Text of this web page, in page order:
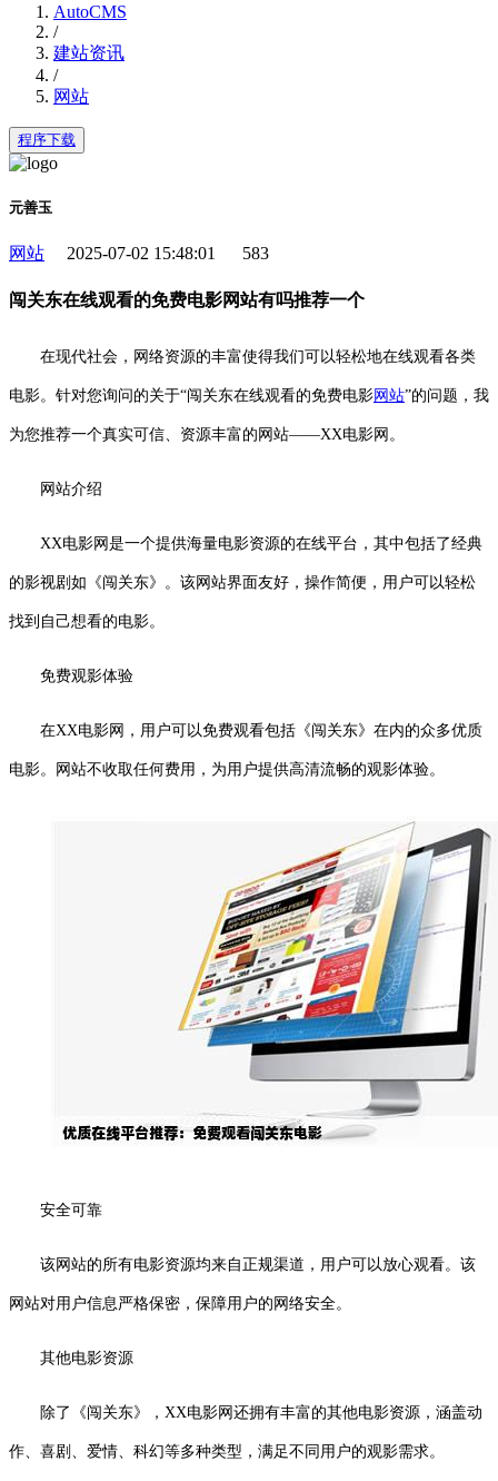
AutoCMS
/
建站资讯
/
网站
程序下载
元善玉
网站 2025-07-02 15:48:01 583
闯关东在线观看的免费电影网站有吗推荐一个
在现代社会，网络资源的丰富使得我们可以轻松地在线观看各类
电影。针对您询问的关于“闯关东在线观看的免费电影网站”的问题，我
为您推荐一个真实可信、资源丰富的网站——XX电影网。
网站介绍
XX电影网是一个提供海量电影资源的在线平台，其中包括了经典
的影视剧如《闯关东》。该网站界面友好，操作简便，用户可以轻松
找到自己想看的电影。
免费观影体验
在XX电影网，用户可以免费观看包括《闯关东》在内的众多优质
电影。网站不收取任何费用，为用户提供高清流畅的观影体验。
安全可靠
该网站的所有电影资源均来自正规渠道，用户可以放心观看。该
网站对用户信息严格保密，保障用户的网络安全。
其他电影资源
除了《闯关东》，XX电影网还拥有丰富的其他电影资源，涵盖动
作、喜剧、爱情、科幻等多种类型，满足不同用户的观影需求。